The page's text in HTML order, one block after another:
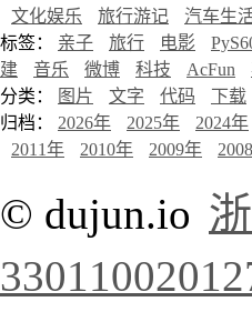
文化娱乐
旅行游记 汽车生
标签： 亲子 旅行 电影
建
音乐 微博 科技 AcFun
分类：
图片 文字 代码 下载
归档： 2026年 2025年 2024年
2011年
2010年 2009年
© dujun.io